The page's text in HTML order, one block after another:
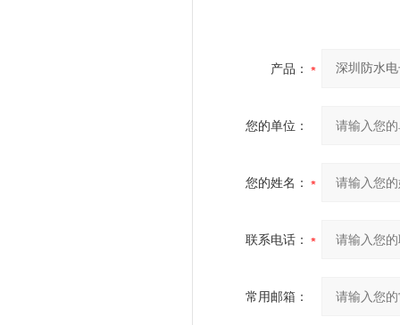
产品：
您的单位：
您的姓名：
联系电话：
常用邮箱：